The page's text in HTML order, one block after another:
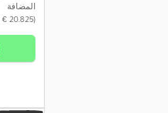
المضافة
(‏20.825 € إجمالي)